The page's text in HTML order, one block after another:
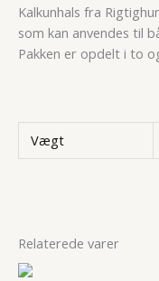
Kalkunhals fra
som kan anvendes til
Pakken er opdelt i to
Vægt
Relaterede varer